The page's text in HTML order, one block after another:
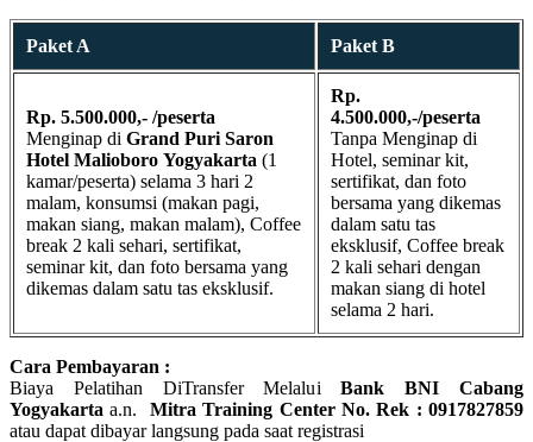
Paket A Paket B
Rp. 5.500.000,- /peserta
Menginap di Grand Puri Saron
Hotel Malioboro Yogyakarta (1
kamar/peserta) selama 3 hari 2
malam, konsumsi (makan pagi,
makan siang, makan malam), Coffee
break 2 kali sehari, sertifikat,
seminar kit, dan foto bersama yang
dikemas dalam satu tas eksklusif.
Rp.
4.500.000,-/peserta
Tanpa Menginap di
Hotel, seminar kit,
sertifikat, dan foto
bersama yang dikemas
dalam satu tas
eksklusif, Coffee break
2 kali sehari dengan
makan siang di hotel
selama 2 hari.
Cara Pembayaran :
Biaya Pelatihan DiTransfer MelaluiBank BNI Cabang
Yogyakarta a.n. Mitra Training Center No. Rek : 0917827859
atau dapat dibayar langsung pada saat registrasi